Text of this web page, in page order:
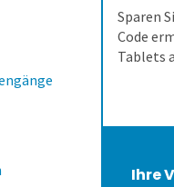
Sparen
Code
Tablets
Ihre